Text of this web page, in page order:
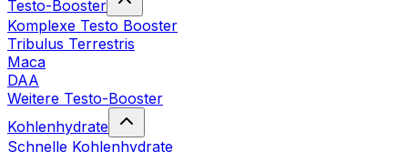
Testo-Booster
Komplexe Testo Booster
Tribulus Terrestris
Maca
DAA
Weitere Testo-Booster
Kohlenhydrate
Schnelle Kohlenhydrate